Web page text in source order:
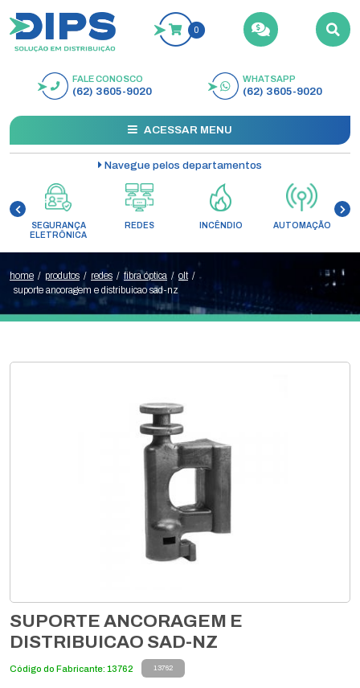
0
BUSCAR
FALE CONOSCO
(62) 3605-9020
WHATSAPP
(62) 3605-9020
ACESSAR MENU
Navegue pelos departamentos
SEGURANÇA
ELETRÔNICA
REDES INCÊNDIO AUTOMAÇÃO
home / produtos / redes / fibra óptica / olt /
suporte ancoragem e distribuicao sad-nz
SUPORTE ANCORAGEM E
DISTRIBUICAO SAD-NZ
Código do Fabricante: 13762 13762